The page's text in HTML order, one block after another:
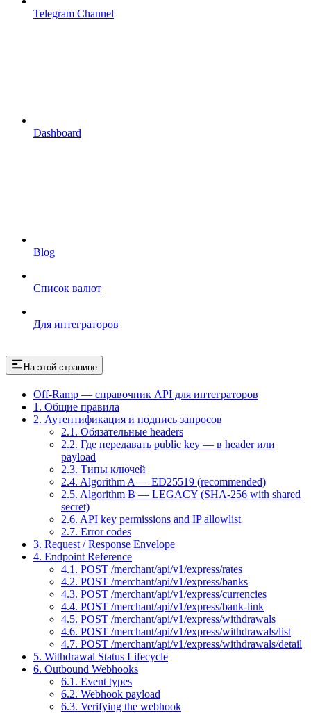
Telegram Channel
Dashboard
Blog
Список валют
Для интеграторов
На этой странице
Off-Ramp — справочник API для интеграторов
1. Общие правила
2. Аутентификация и подпись запросов
2.1. Обязательные headers
2.2. Где передавать public key — в header или
payload
2.3. Типы ключей
2.4. Algorithm A — ED25519 (recommended)
2.5. Algorithm B — LEGACY (SHA-256 with shared
secret)
2.6. API key permissions and IP allowlist
2.7. Error codes
3. Request / Response Envelope
4. Endpoint Reference
4.1. POST /merchant/api/v1/express/rates
4.2. POST /merchant/api/v1/express/banks
4.3. POST /merchant/api/v1/express/currencies
4.4. POST /merchant/api/v1/express/bank-link
4.5. POST /merchant/api/v1/express/withdrawals
4.6. POST /merchant/api/v1/express/withdrawals/list
4.7. POST /merchant/api/v1/express/withdrawals/detail
5. Withdrawal Status Lifecycle
6. Outbound Webhooks
6.1. Event types
6.2. Webhook payload
6.3. Verifying the webhook